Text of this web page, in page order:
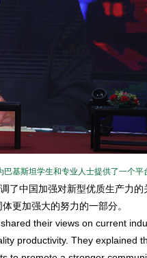
基斯坦学生和专业人士提供了一个平
中国加强对新型优质生产力的
更加强大的努力的一部分。
their views on current
productivity. They explained